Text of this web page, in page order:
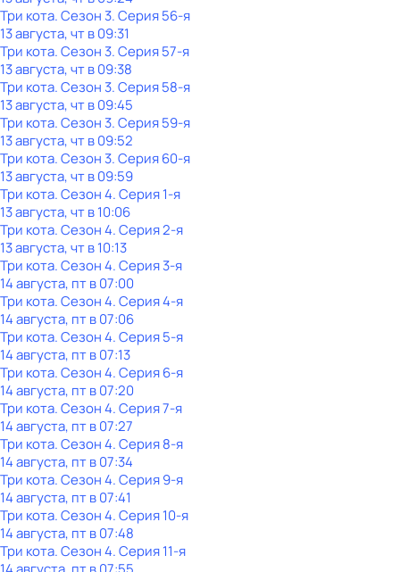
Три кота. Сезон 3. Серия 56-я
13 августа, чт в 09:31
Три кота. Сезон 3. Серия 57-я
13 августа, чт в 09:38
Три кота. Сезон 3. Серия 58-я
13 августа, чт в 09:45
Три кота. Сезон 3. Серия 59-я
13 августа, чт в 09:52
Три кота. Сезон 3. Серия 60-я
13 августа, чт в 09:59
Три кота. Сезон 4. Серия 1-я
13 августа, чт в 10:06
Три кота. Сезон 4. Серия 2-я
13 августа, чт в 10:13
Три кота. Сезон 4. Серия 3-я
14 августа, пт в 07:00
Три кота. Сезон 4. Серия 4-я
14 августа, пт в 07:06
Три кота. Сезон 4. Серия 5-я
14 августа, пт в 07:13
Три кота. Сезон 4. Серия 6-я
14 августа, пт в 07:20
Три кота. Сезон 4. Серия 7-я
14 августа, пт в 07:27
Три кота. Сезон 4. Серия 8-я
14 августа, пт в 07:34
Три кота. Сезон 4. Серия 9-я
14 августа, пт в 07:41
Три кота. Сезон 4. Серия 10-я
14 августа, пт в 07:48
Три кота. Сезон 4. Серия 11-я